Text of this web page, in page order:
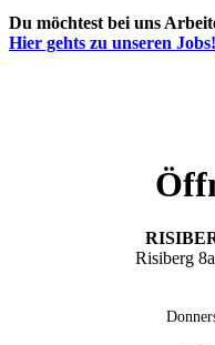
Du möchtest bei uns
Hier gehts zu unseren Jobs!
Risiberg